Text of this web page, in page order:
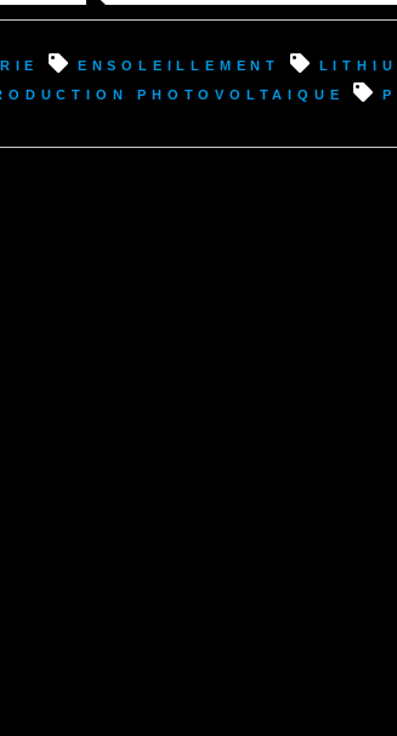
ensoleillement
photovoltaique